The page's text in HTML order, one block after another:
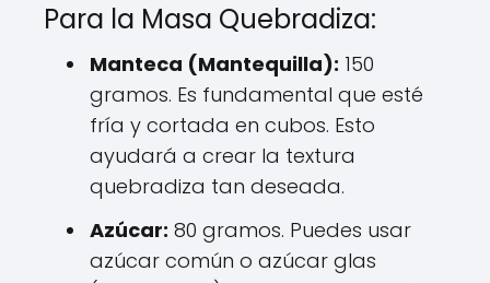
Para la Masa Quebradiza:
Manteca (Mantequilla): 150
gramos. Es fundamental que esté
fría y cortada en cubos. Esto
ayudará a crear la textura
quebradiza tan deseada.
Azúcar: 80 gramos. Puedes usar
azúcar común o azúcar glas